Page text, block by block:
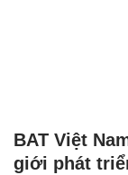
BAT Việt
giới phát